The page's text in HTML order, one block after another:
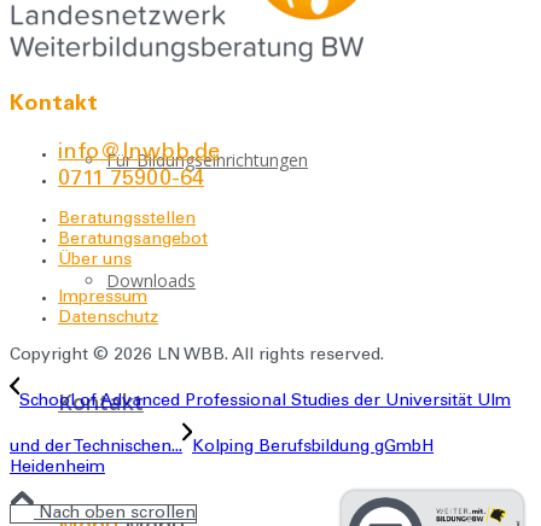
Über uns
Für Bildungseinrichtungen
Downloads
Kontakt
Kontakt
info@lnwbb.de
0711 75900-64
Beratungsstellen
Beratungsangebot
Über uns
Impressum
Datenschutz
Copyright © 2026 LN WBB. All rights reserved.
School of Advanced Professional Studies der Universität Ulm
und der Technischen...
Kolping Berufsbildung gGmbH
Heidenheim
Nach oben scrollen